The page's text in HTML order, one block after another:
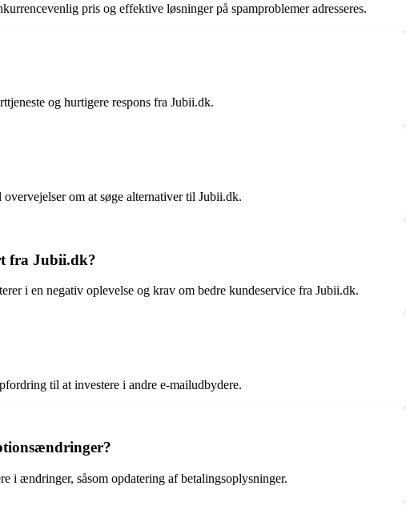
pris og effektive løsninger på spamproblemer adresseres.
og hurtigere respons fra Jubii.dk.
om at søge alternativer til Jubii.dk.
fra Jubii.dk?
i en negativ oplevelse og krav om bedre kundeservice fra Jubii.dk.
til at investere i andre e-mailudbydere.
i ændringer, såsom opdatering af betalingsoplysninger.